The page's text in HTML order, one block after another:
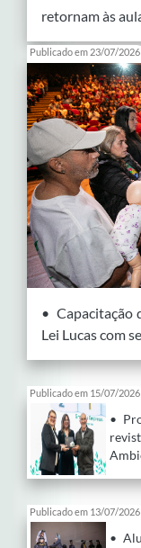
retornam às
• Capacitação
Lei Lucas com
Publicado em 23/07/2026
•
Publicado em 15/07/2026
•
Publicado em 13/07/2026